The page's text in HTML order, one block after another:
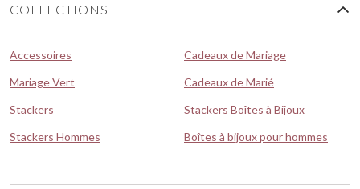
COLLECTIONS
Accessoires
Cadeaux de Mariage
Mariage Vert
Cadeaux de Marié
Stackers
Stackers Boîtes à Bijoux
Stackers Hommes
Boîtes à bijoux pour hommes